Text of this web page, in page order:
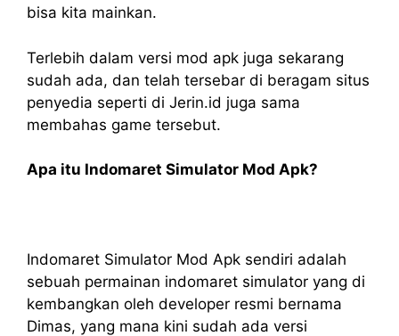
bisa kita mainkan.
Terlebih dalam versi mod apk juga sekarang
sudah ada, dan telah tersebar di beragam situs
penyedia seperti di Jerin.id juga sama
membahas game tersebut.
Apa itu Indomaret Simulator Mod Apk?
Indomaret Simulator Mod Apk sendiri adalah
sebuah permainan indomaret simulator yang di
kembangkan oleh developer resmi bernama
Dimas, yang mana kini sudah ada versi